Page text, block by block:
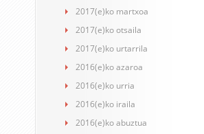
2017(e)ko martxoa
2017(e)ko otsaila
2017(e)ko urtarrila
2016(e)ko azaroa
2016(e)ko urria
2016(e)ko iraila
2016(e)ko abuztua